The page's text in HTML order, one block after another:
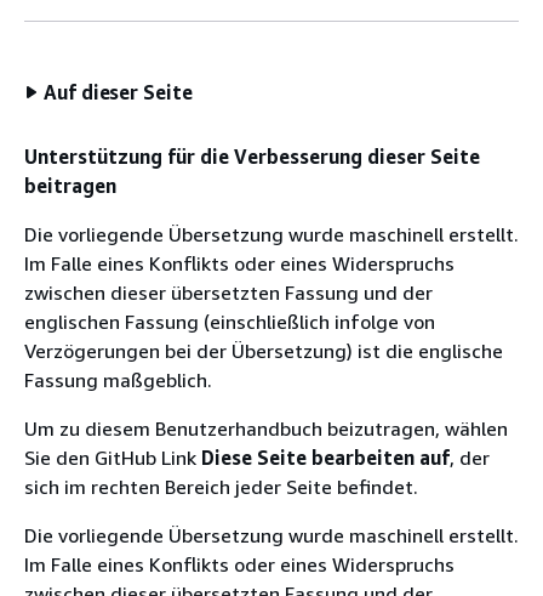
Auf dieser Seite
Unterstützung für die Verbesserung dieser Seite
beitragen
Die vorliegende Übersetzung wurde maschinell erstellt.
Im Falle eines Konflikts oder eines Widerspruchs
zwischen dieser übersetzten Fassung und der
englischen Fassung (einschließlich infolge von
Verzögerungen bei der Übersetzung) ist die englische
Fassung maßgeblich.
Um zu diesem Benutzerhandbuch beizutragen, wählen
Sie den GitHub Link Diese Seite bearbeiten auf, der
sich im rechten Bereich jeder Seite befindet.
Die vorliegende Übersetzung wurde maschinell erstellt.
Im Falle eines Konflikts oder eines Widerspruchs